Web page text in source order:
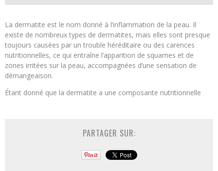
La dermatite est le nom donné à l’inflammation de la peau. Il
existe de nombreux types de dermatites, mais elles sont presque
toujours causées par un trouble héréditaire ou des carences
nutritionnelles, ce qui entraîne l’apparition de squames et de
zones irritées sur la peau, accompagnées d’une sensation de
démangeaison.
Étant donné que la dermatite a une composante nutritionnelle
PARTAGER SUR: